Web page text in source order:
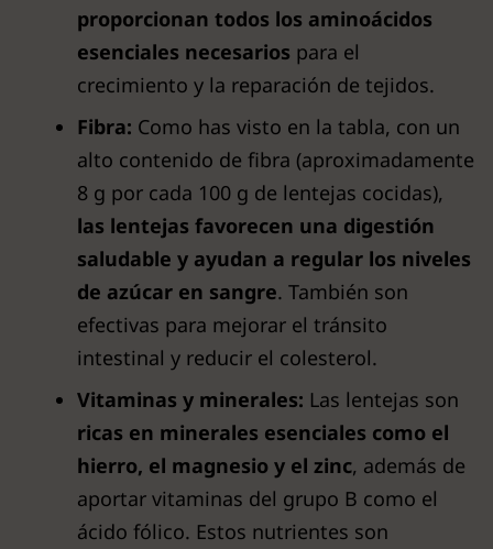
proporcionan todos los aminoácidos
esenciales necesarios para el
crecimiento y la reparación de tejidos.
Fibra: Como has visto en la tabla, con un
alto contenido de fibra (aproximadamente
8 g por cada 100 g de lentejas cocidas),
las lentejas favorecen una digestión
saludable y ayudan a regular los niveles
de azúcar en sangre. También son
efectivas para mejorar el tránsito
intestinal y reducir el colesterol.
Vitaminas y minerales: Las lentejas son
ricas en minerales esenciales como el
hierro, el magnesio y el zinc, además de
aportar vitaminas del grupo B como el
ácido fólico. Estos nutrientes son